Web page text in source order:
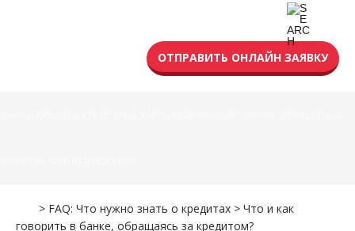
ОТПРАВИТЬ ОНЛАЙН ЗАЯВКУ
> FAQ: Что нужно знать о кредитах > Что и как
говорить в банке, обращаясь за кредитом?